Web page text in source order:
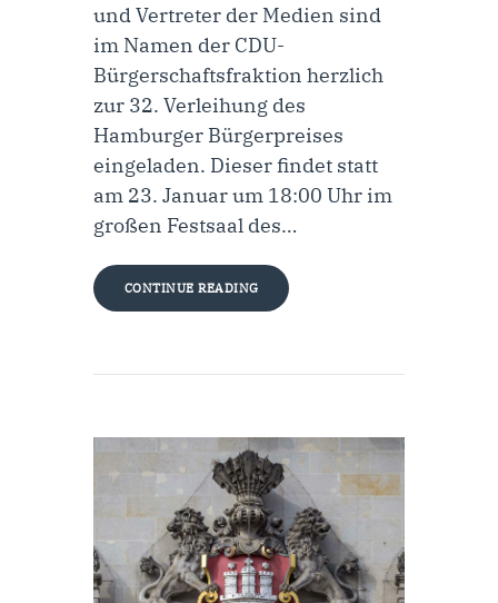
und Vertreter der Medien sind
im Namen der CDU-
Bürgerschaftsfraktion herzlich
zur 32. Verleihung des
Hamburger Bürgerpreises
eingeladen. Dieser findet statt
am 23. Januar um 18:00 Uhr im
großen Festsaal des…
CONTINUE READING